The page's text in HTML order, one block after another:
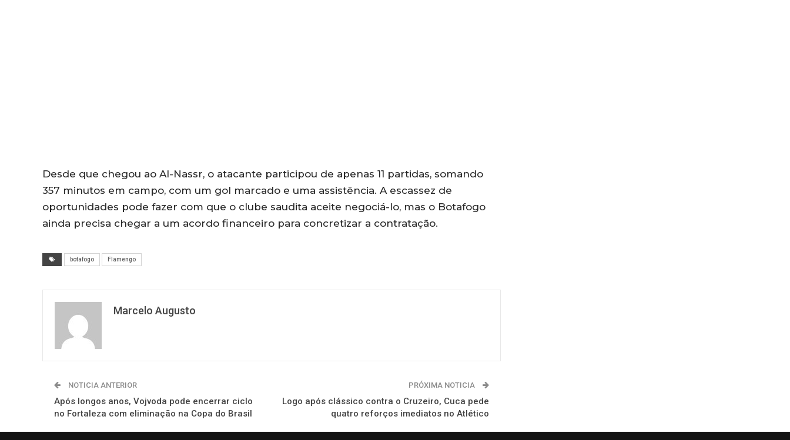
Desde que chegou ao Al-Nassr, o atacante participou de apenas 11 partidas, somando
357 minutos em campo, com um gol marcado e uma assistência. A escassez de
oportunidades pode fazer com que o clube saudita aceite negociá-lo, mas o Botafogo
ainda precisa chegar a um acordo financeiro para concretizar a contratação.
botafogo Flamengo
Marcelo Augusto
NOTICIA ANTERIOR
Após longos anos, Vojvoda pode encerrar ciclo
no Fortaleza com eliminação na Copa do Brasil
PRÓXIMA NOTICIA
Logo após clássico contra o Cruzeiro, Cuca pede
quatro reforços imediatos no Atlético